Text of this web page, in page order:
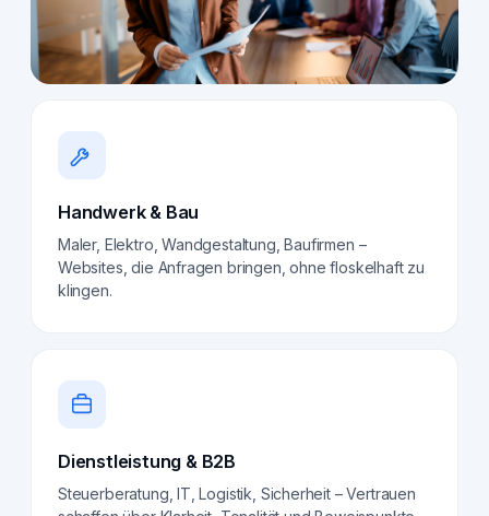
Handwerk & Bau
Maler, Elektro, Wandgestaltung, Baufirmen –
Websites, die Anfragen bringen, ohne floskelhaft zu
klingen.
Dienstleistung & B2B
Steuerberatung, IT, Logistik, Sicherheit – Vertrauen